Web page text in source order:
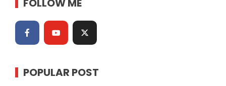
FOLLOW ME
POPULAR POST